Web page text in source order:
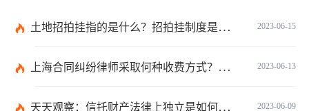
2023-06-15
土地招拍挂指的是什么？招拍挂制度是什么？
2023-06-13
上海合同纠纷律师采取何种收费方式？经济纠纷律师采取何种收费方式？
2023-06-09
天天观察：信托财产法律上独立是如何理解的？财产权信托的优点有什么？